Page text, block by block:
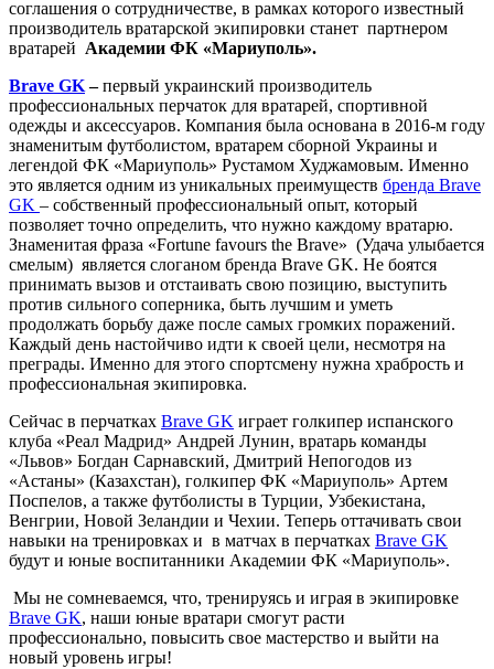
соглашения о сотрудничестве, в рамках которого известный
производитель вратарской экипировки станет партнером
вратарей Академии ФК «Мариуполь».
Brave GK–первый украинский производитель
профессиональных перчаток для вратарей, спортивной
одежды и аксессуаров. Компания была основана в 2016-м году
знаменитым футболистом, вратарем сборной Украины и
легендой ФК «Мариуполь» Рустамом Худжамовым. Именно
это является одним из уникальных преимуществ бренда Brave
GK – собственный профессиональный опыт, который
позволяет точно определить, что нужно каждому вратарю.
Знаменитая фраза «Fortune favours the Brave» (Удача улыбается
смелым) является слоганом бренда Brave GK. Не боятся
принимать вызов и отстаивать свою позицию, выступить
против сильного соперника, быть лучшим и уметь
продолжать борьбу даже после самых громких поражений.
Каждый день настойчиво идти к своей цели, несмотря на
преграды. Именно для этого спортсмену нужна храбрость и
профессиональная экипировка.
Сейчас в перчатках Brave GK играет голкипер испанского
клуба «Реал Мадрид» Андрей Лунин, вратарь команды
«Львов» Богдан Сарнавский, Дмитрий Непогодов из
«Астаны» (Казахстан), голкипер ФК «Мариуполь» Артем
Поспелов, а также футболисты в Турции, Узбекистана,
Венгрии, Новой Зеландии и Чехии. Теперь оттачивать свои
навыки на тренировках и в матчах в перчатках Brave GK
будут и юные воспитанники Академии ФК «Мариуполь».
Мы не сомневаемся, что, тренируясь и играя в экипировке
Brave GK, наши юные вратари смогут расти
профессионально, повысить свое мастерство и выйти на
новый уровень игры!